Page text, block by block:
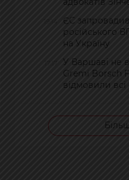
ЄС запровадив
російського
на Україну
У Варшаві не
Gremi Borsch
відмовили